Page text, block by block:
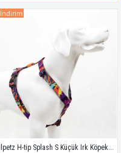
Tailpetz H-tip Splash S Küçük Irk Köpek Göğüs Tasması (Göğüs 32 cm x 51 cm)
İndirim